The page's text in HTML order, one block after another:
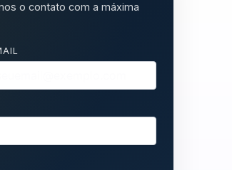
o contato com a máxima